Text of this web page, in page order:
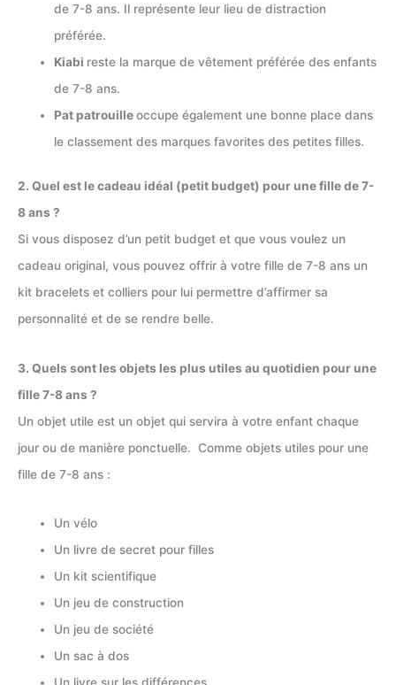
de 7-8 ans. Il représente leur lieu de distraction
préférée.
Kiabi reste la marque de vêtement préférée des enfants
de 7-8 ans.
Pat patrouilleoccupe également une bonne place dans
le classement des marques favorites des petites filles.
2. Quel est le cadeau idéal (petit budget) pour une fille de 7-
8 ans ?
Si vous disposez d’un petit budget et que vous voulez un
cadeau original, vous pouvez offrir à votre fille de 7-8 ans un
kit bracelets et colliers pour lui permettre d’affirmer sa
personnalité et de se rendre belle.
3. Quels sont les objets les plus utiles au quotidien pour une
fille 7-8 ans ?
Un objet utile est un objet qui servira à votre enfant chaque
jour ou de manière ponctuelle. Comme objets utiles pour une
fille de 7-8 ans :
Un vélo
Un livre de secret pour filles
Un kit scientifique
Un jeu de construction
Un jeu de société
Un sac à dos